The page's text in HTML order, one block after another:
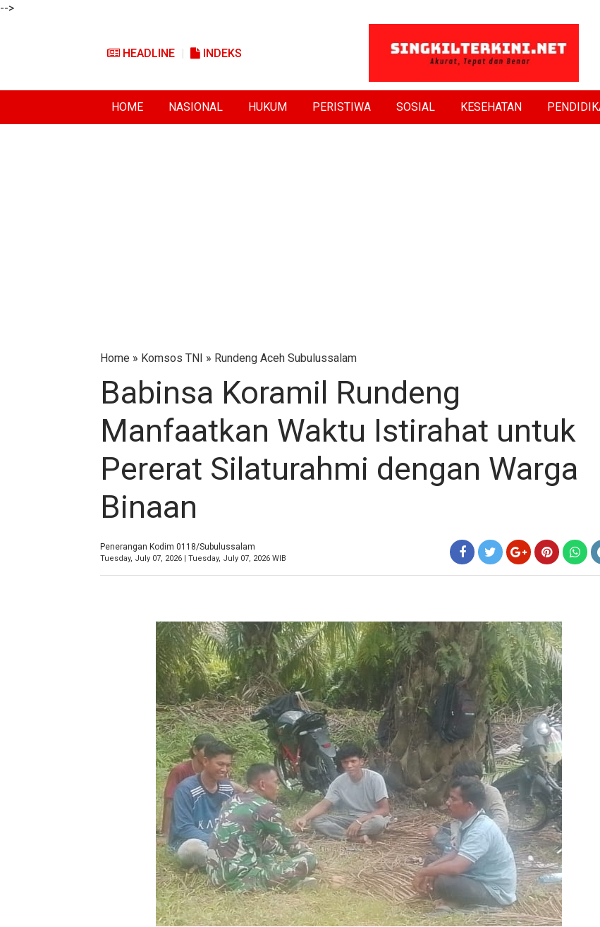
-->
HEADLINE INDEKS
HOME NASIONAL HUKUM PERISTIWA SOSIAL KESEHATAN
Home » Komsos TNI » Rundeng Aceh Subulussalam
Babinsa Koramil Rundeng
Manfaatkan Waktu Istirahat untuk
Pererat Silaturahmi dengan Warga
Binaan
Penerangan Kodim 0118/Subulussalam
Tuesday, July 07, 2026 | Tuesday, July 07, 2026 WIB